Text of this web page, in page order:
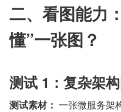
二、看图能力
懂”一张图？
测试 1：复杂架
测试素材： 一张微服务架